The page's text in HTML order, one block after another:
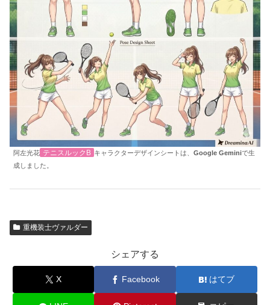
阿左光花 テニスルックB キャラクターデザインシートは、 Google Geminiで生
成しました。
重機装士ヴァルダー
シェアする
X Facebook はてブ